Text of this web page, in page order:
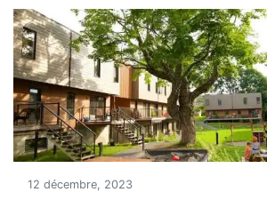
12 décembre, 2023